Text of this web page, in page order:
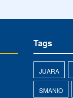
Tags
JUARA
SMANIO